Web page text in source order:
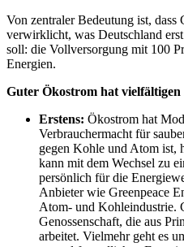
Von zentraler Bedeutung ist, dass
verwirklicht, was Deutschland
soll: die Vollversorgung mit 100
Energien.
Guter Ökostrom hat vielfältigen
Erstens: Ökostrom hat
Verbrauchermacht für
gegen Kohle und Atom ist,
kann mit dem Wechsel zu
persönlich für die
Anbieter wie Greenpeace
Atom- und Kohleindustrie.
Genossenschaft, die aus
arbeitet. Vielmehr geht es